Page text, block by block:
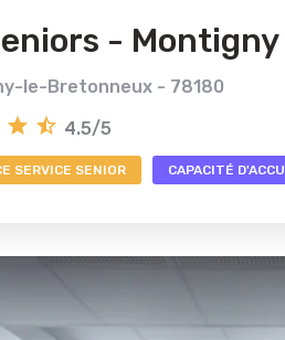
-
le-Bretonneux - 78180
4.5/5
SERVICE SENIOR CAPACITÉ